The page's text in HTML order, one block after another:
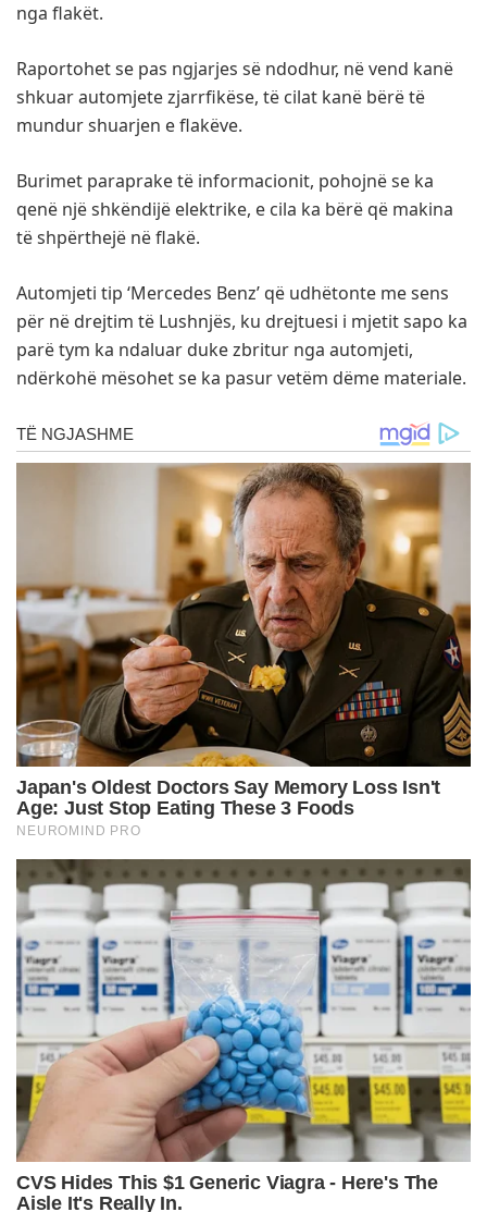
nga flakët.
Raportohet se pas ngjarjes së ndodhur, në vend kanë
shkuar automjete zjarrfikëse, të cilat kanë bërë të
mundur shuarjen e flakëve.
Burimet paraprake të informacionit, pohojnë se ka
qenë një shkëndijë elektrike, e cila ka bërë që makina
të shpërthejë në flakë.
Automjeti tip ‘Mercedes Benz’ që udhëtonte me sens
për në drejtim të Lushnjës, ku drejtuesi i mjetit sapo ka
parë tym ka ndaluar duke zbritur nga automjeti,
ndërkohë mësohet se ka pasur vetëm dëme materiale.